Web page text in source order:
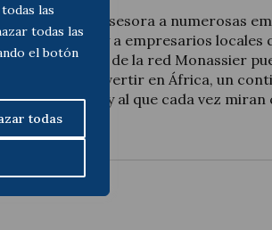
las
todas las
el botón
todas
lo Abogados asesora a numerosas
en España y a empresarios locales
a través de la red Monassier
deciden invertir en África, un
crecimiento y al que cada vez
españolas.